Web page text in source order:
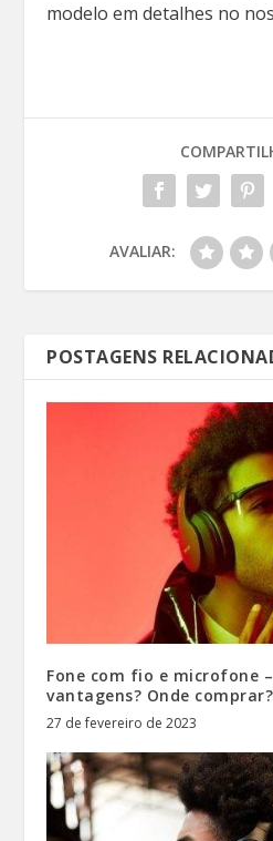
modelo em detalhes no
AVALIAR:
POSTAGENS
Fone com fio e microfone
vantagens? Onde comprar?
27 de fevereiro de 2023